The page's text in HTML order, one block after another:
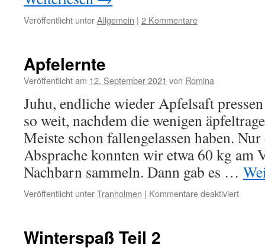
Veröffentlicht unterAllgemein | 2 Kommentare
Apfelernte
Veröffentlicht am 12. September 2021 von Romina
Juhu, endliche wieder Apfelsaft
so weit, nachdem die wenigen
Meiste schon fallengelassen haben.
Absprache konnten wir etwa 60 kg am
Nachbarn sammeln. Dann gab es …
Veröffentlicht unterTranholmen | Kommentare deaktiviertfür
Winterspaß Teil 2